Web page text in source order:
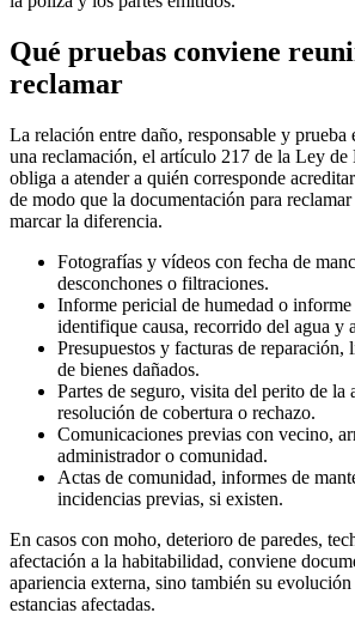
Qué pruebas conviene
reclamar
La relación entre daño, responsable y prueba
una reclamación, el artículo 217 de la Ley
obliga a atender a quién corresponde
de modo que la documentación para reclamar
marcar la diferencia.
Fotografías y vídeos con fecha de
desconchones o filtraciones.
Informe pericial de humedad o
identifique causa, recorrido del agua y
Presupuestos y facturas de reparación,
de bienes dañados.
Partes de seguro, visita del perito de la
resolución de cobertura o rechazo.
Comunicaciones previas con vecino,
administrador o comunidad.
Actas de comunidad, informes de
incidencias previas, si existen.
En casos con moho, deterioro de paredes,
afectación a la habitabilidad, conviene
apariencia externa, sino también su
estancias afectadas.